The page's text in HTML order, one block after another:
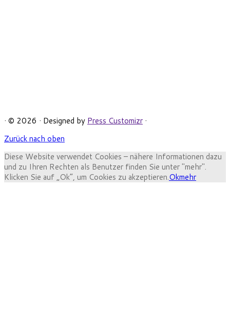
· © 2026 · Designed by Press Customizr·
Zurück nach oben
Diese Website verwendet Cookies – nähere Informationen dazu
und zu Ihren Rechten als Benutzer finden Sie unter "mehr".
Klicken Sie auf „Ok“, um Cookies zu akzeptieren.Okmehr